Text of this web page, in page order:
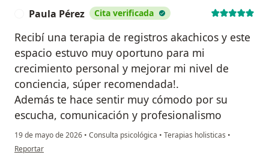
Paula Pérez Cita verificada
Recibí una terapia de registros akachicos y este
espacio estuvo muy oportuno para mi
crecimiento personal y mejorar mi nivel de
conciencia, súper recomendada!.
Además te hace sentir muy cómodo por su
escucha, comunicación y profesionalismo
19 de mayo de 2026 • Consulta psicológica • Terapias holisticas •
en opinión del usuario Paula Pérez
Reportar